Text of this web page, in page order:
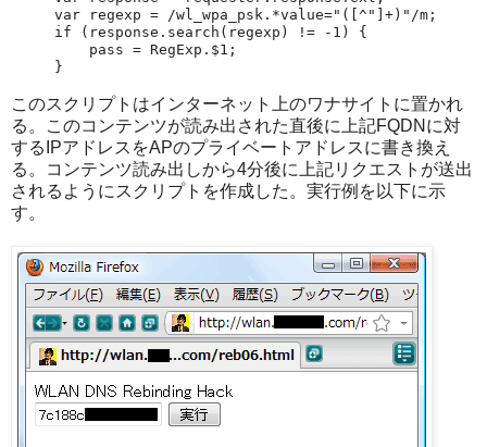
var regexp = /wl_wpa_psk.*value="([^"]+)"/m;
if (response.search(regexp) != -1) {
    pass = RegExp.$1;
}
このスクリプトはインターネット上のワナサイトに置かれ
る。このコンテンツが読み出された直後に上記FQDNに対
するIPアドレスをAPのプライベートアドレスに書き換え
る。コンテンツ読み出しから4分後に上記リクエストが送出
されるようにスクリプトを作成した。実行例を以下に示
す。